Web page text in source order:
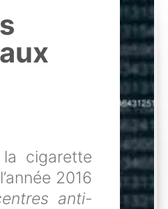
la cigarette
2016
anti-